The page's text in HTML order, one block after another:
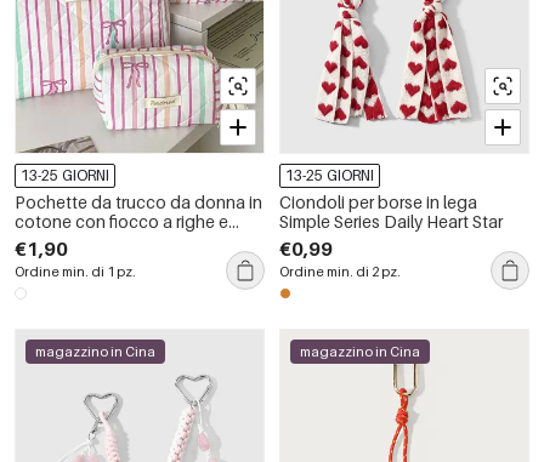
13-25 GIORNI
Pochette da trucco da donna in
cotone con fiocco a righe e
colori misti.
€1,90
Ordine min. di 1 pz.
13-25 GIORNI
Ciondoli per borse in lega
Simple Series Daily Heart Star
€0,99
Ordine min. di 2 pz.
magazzino in Cina magazzino in Cina